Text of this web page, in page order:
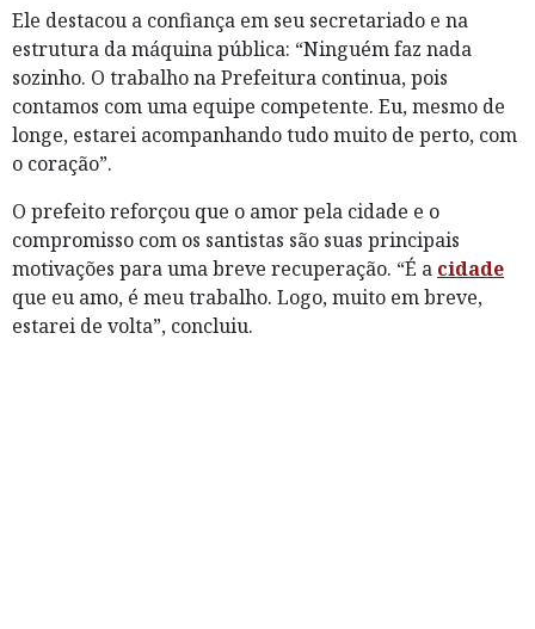
Ele destacou a confiança em seu secretariado e na
estrutura da máquina pública: “Ninguém faz nada
sozinho. O trabalho na Prefeitura continua, pois
contamos com uma equipe competente. Eu, mesmo de
longe, estarei acompanhando tudo muito de perto, com
o coração”.
O prefeito reforçou que o amor pela cidade e o
compromisso com os santistas são suas principais
motivações para uma breve recuperação. “É a cidade
que eu amo, é meu trabalho. Logo, muito em breve,
estarei de volta”, concluiu.